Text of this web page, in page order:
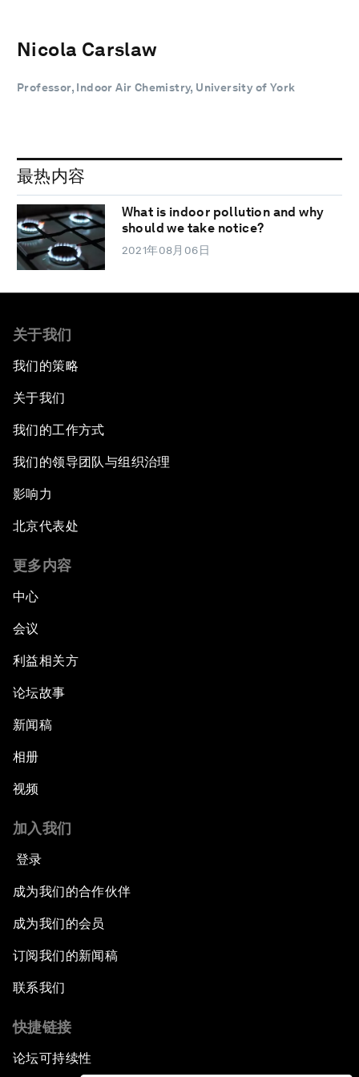
Nicola Carslaw
Professor, Indoor Air Chemistry, University of York
最热内容
What is indoor pollution and why
should we take notice?
2021年08月06日
关于我们
我们的策略
关于我们
我们的工作方式
我们的领导团队与组织治理
影响力
北京代表处
更多内容
中心
会议
利益相关方
论坛故事
新闻稿
相册
视频
加入我们
登录
成为我们的合作伙伴
成为我们的会员
订阅我们的新闻稿
联系我们
快捷链接
论坛可持续性